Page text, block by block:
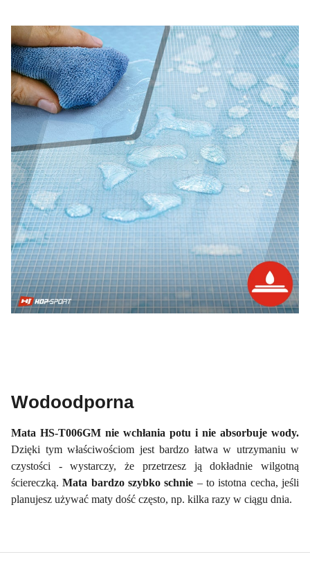
Wodoodporna
Mata HS-T006GM nie wchłania potu i nie absorbuje wody.
Dzięki tym właściwościom jest bardzo łatwa w utrzymaniu w
czystości - wystarczy, że przetrzesz ją dokładnie wilgotną
ściereczką.Mata bardzo szybko schnie – to istotna cecha, jeśli
planujesz używać maty dość często, np. kilka razy w ciągu dnia.